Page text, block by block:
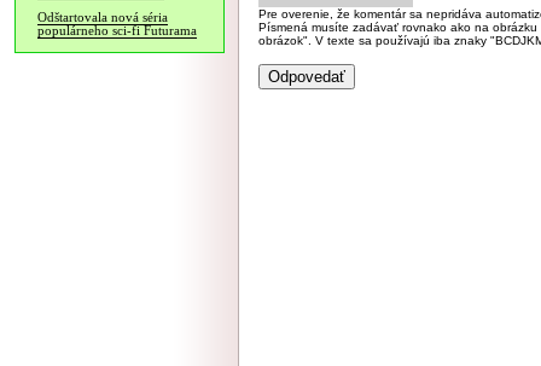
Odštartovala nová séria
populárneho sci-fi Futurama
Pre overenie, že komentár sa nepridáva
Písmená musíte zadávať rovnako ako na
obrázok". V texte sa používajú iba znaky